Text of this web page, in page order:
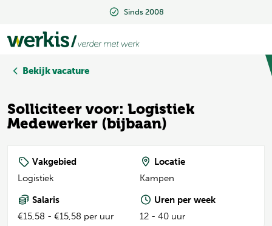
Sinds 2008
Sinds 2008
Bekijk vacature
Solliciteer voor: Logistiek
Medewerker (bijbaan)
Vakgebied
Logistiek
Locatie
Kampen
Salaris
€15,58 - €15,58 per uur
Uren per week
12 - 40 uur